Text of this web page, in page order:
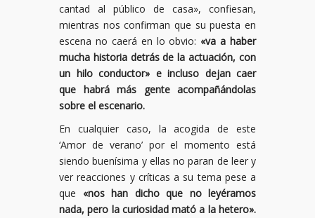
cantad al público de casa», confiesan,
mientras nos confirman que su puesta en
escena no caerá en lo obvio: «va a haber
mucha historia detrás de la actuación, con
un hilo conductor» e incluso dejan caer
que habrá más gente acompañándolas
sobre el escenario.
En cualquier caso, la acogida de este
‘Amor de verano’ por el momento está
siendo buenísima y ellas no paran de leer y
ver reacciones y críticas a su tema pese a
que «nos han dicho que no leyéramos
nada, pero la curiosidad mató a la hetero».